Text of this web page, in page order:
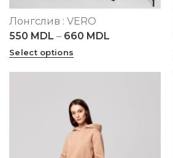
XS S M L XL 2XL
4XL
5XL
Лонгслив : VERO
550 MDL – 660 MDL
Select options